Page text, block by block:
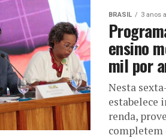
BRASIL 3 anos
ensino
mil por
Nesta
estabelece
renda,
completem